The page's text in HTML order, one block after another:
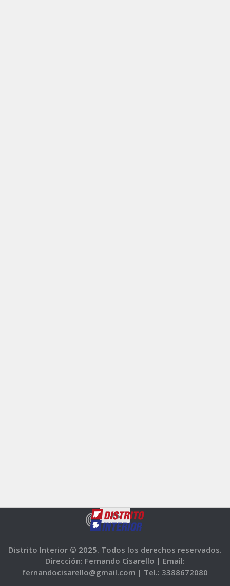
Distrito Interior © 2025. Todos los derechos reservados.
Dirección: Fernando Cisarello | Email:
fernandocisarello@gmail.com | Tel.: 3388672080